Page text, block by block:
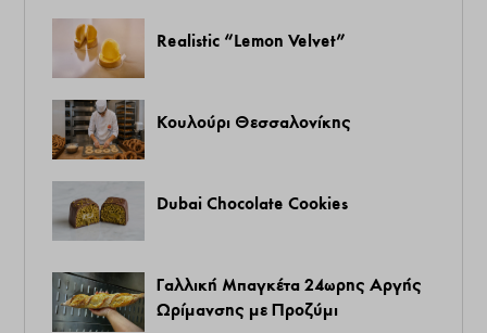
Realistic “Lemon Velvet”
Κουλούρι Θεσσαλονίκης
Dubai Chocolate Cookies
Γαλλική Μπαγκέτα 24ωρης Αργής
Ωρίμανσης με Προζύμι